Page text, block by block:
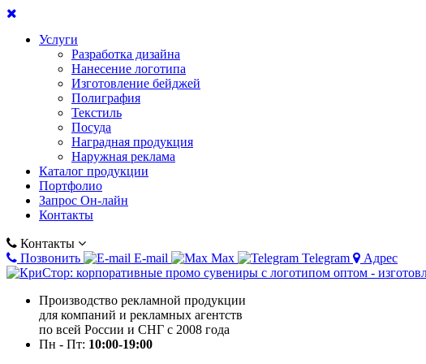
Услуги
Разработка дизайна
Нанесение логотипа
Изготовление бейджей
Полиграфия
Текстиль
Посуда
Наградная продукция
Наружная реклама
Каталог продукции
Портфолио
Запрос Он-лайн
Контакты
Контакты
Позвонить
E-mail Max Telegram Адрес
Производство рекламной продукции
для компаний и рекламных агентств
по всей России и СНГ с 2008 года
Пн - Пт: 10:00-19:00